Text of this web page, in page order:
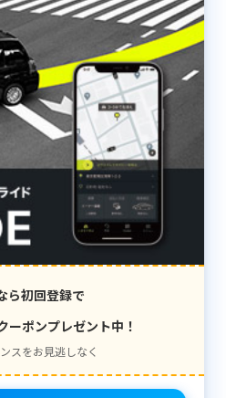
ら初回登録で
ーポンプレゼント中！
スをお見逃しなく